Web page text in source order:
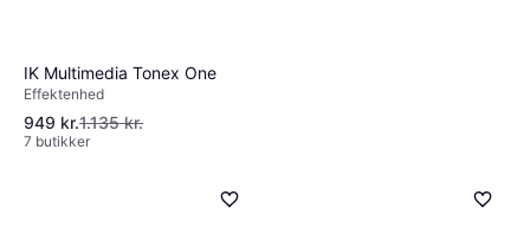
IK Multimedia Tonex One
Effektenhed
949 kr.1.135 kr.
7 butikker